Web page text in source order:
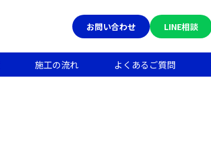
お問い合わせ LINE相談
施工の流れ よくあるご質問